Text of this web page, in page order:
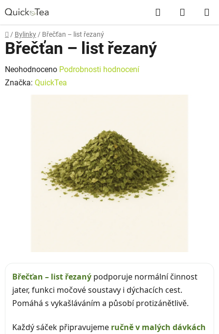
na
obsah
Hledat
KOŠÍK
Domů
/ Bylinky / Břečťan – list řezaný
Břečťan – list řezaný podporuje normální činnost
jater, funkci močové soustavy i dýchacích cest.
Pomáhá s vykašláváním a působí protizánětlivě.
Každý sáček připravujeme ručně v malých dávkách
Břečťan – list řezaný
Průměrné
hodnocení
Neohodnoceno Podrobnosti hodnocení
Značka: QuickTea